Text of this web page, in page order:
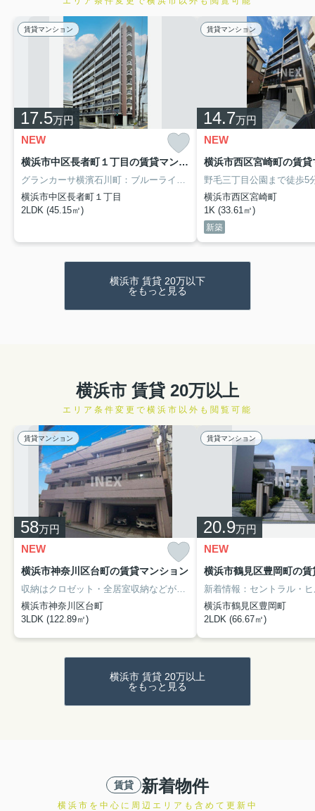
賃貸マンション
17.5万円
NEW
横浜市中区長者町１丁目の賃貸マンション
横浜市中区長者町１丁目
2LDK (45.15㎡)
賃貸マンション
14.7万円
NEW
横浜市西区宮崎町の賃貸
横浜市西区宮崎町
1K (33.61㎡)
新築
横浜市 賃貸 20万以下
をもっと見る
横浜市 賃貸 20万以上
エリア条件変更で横浜市以外も閲覧可能
賃貸マンション
58万円
NEW
横浜市神奈川区台町の賃貸マンション
横浜市神奈川区台町
3LDK (122.89㎡)
賃貸マンション
20.9万円
NEW
横浜市鶴見区豊岡町の
横浜市鶴見区豊岡町
2LDK (66.67㎡)
横浜市 賃貸 20万以上
をもっと見る
賃貸 新着物件
横浜市を中心に周辺エリアも含めて更新中